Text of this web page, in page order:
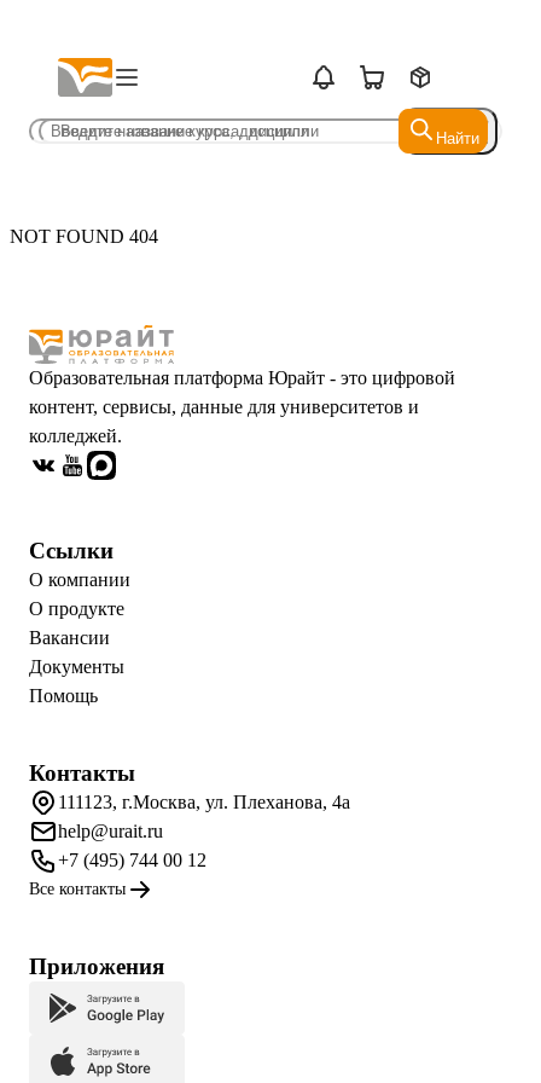
Найти
Найти
NOT FOUND 404
Образовательная платформа Юрайт - это цифровой
контент, сервисы, данные для университетов и
колледжей.
Ссылки
О компании
О продукте
Вакансии
Документы
Помощь
Контакты
111123, г.Москва, ул. Плеханова, 4а
help@urait.ru
+7 (495) 744 00 12
Все контакты
Приложения